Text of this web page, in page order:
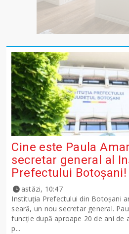
Cine este Paula
secretar general al
Prefectului Botoșani!
astăzi, 10:47
Instituția Prefectului din Botoșani
seară, un nou secretar general.
funcție după aproape 20 de ani de
p...